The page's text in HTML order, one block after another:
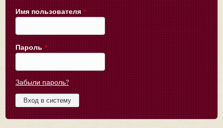
Имя пользователя *
Пароль *
Забыли пароль?